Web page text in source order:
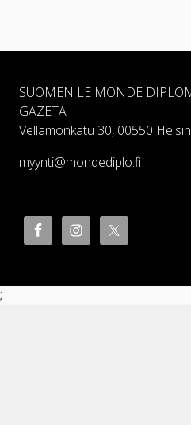
SUOMEN LE MONDE
GAZETA
Vellamonkatu 30, 00550
myynti@mondediplo.fi
;